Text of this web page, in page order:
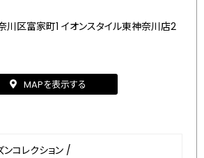
区富家町1 イオンスタイル東神奈川店2
MAPを表示する
ンコレクション /